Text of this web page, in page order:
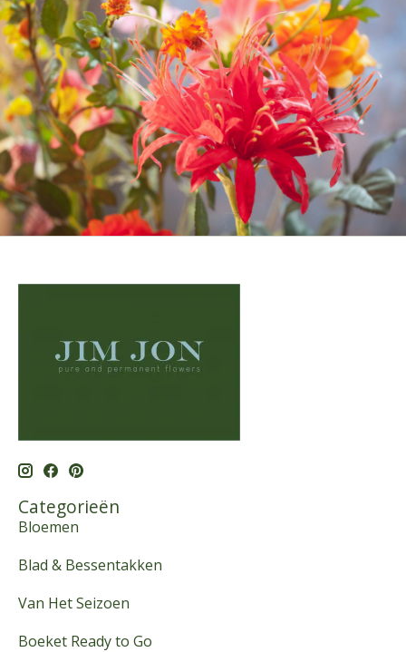
Categorieën
Bloemen
Blad & Bessentakken
Van Het Seizoen
Boeket Ready to Go